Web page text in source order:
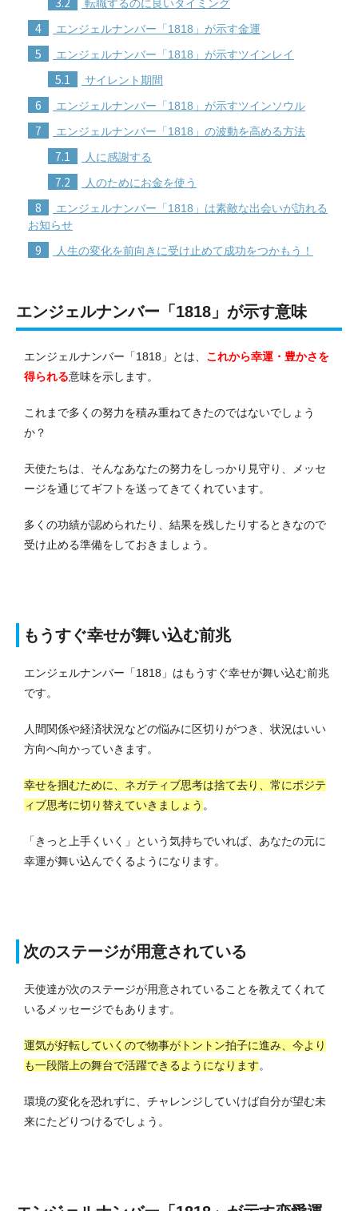
転職するのに良いタイミング
4 エンジェルナンバー「1818」が示す金運
5 エンジェルナンバー「1818」が示すツインレイ
5.1 サイレント期間
6 エンジェルナンバー「1818」が示すツインソウル
7 エンジェルナンバー「1818」の波動を高める方法
7.1 人に感謝する
7.2 人のためにお金を使う
8
エンジェルナンバー「1818」は素敵な出会いが訪れる
お知らせ
9 人生の変化を前向きに受け止めて成功をつかもう！
エンジェルナンバー「1818」が示す意味
エンジェルナンバー「1818」とは、 これから幸運・豊かさを
得られる意味を示します。
これまで多くの努力を積み重ねてきたのではないでしょう
か？
天使たちは、そんなあなたの努力をしっかり見守り、メッセ
ージを通じてギフトを送ってきてくれています。
多くの功績が認められたり、結果を残したりするときなので
受け止める準備をしておきましょう。
もうすぐ幸せが舞い込む前兆
エンジェルナンバー「1818」はもうすぐ幸せが舞い込む前兆
です。
人間関係や経済状況などの悩みに区切りがつき、状況はいい
方向へ向かっていきます。
幸せを掴むために、ネガティブ思考は捨て去り、常にポジテ
ィブ思考に切り替えていきましょう 。
「きっと上手くいく」という気持ちでいれば、あなたの元に
幸運が舞い込んでくるようになります。
次のステージが用意されている
天使達が次のステージが用意されていることを教えてくれて
いるメッセージでもあります。
運気が好転していくので物事がトントン拍子に進み、今より
も一段階上の舞台で活躍できるようになります。
環境の変化を恐れずに、チャレンジしていけば自分が望む未
来にたどりつけるでしょう。